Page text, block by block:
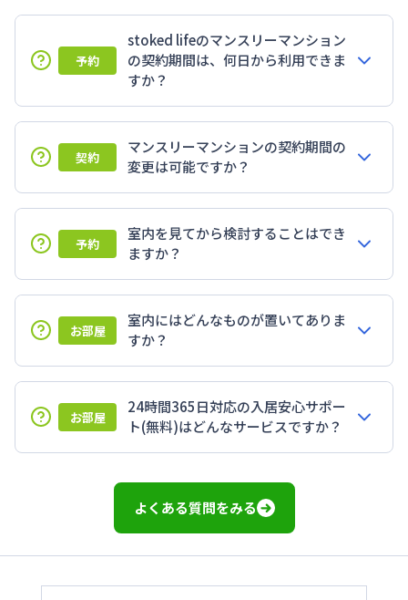
予約
stoked lifeのマンスリーマンション
の契約期間は、何日から利用できま
すか？
契約
マンスリーマンションの契約期間の
変更は可能ですか？
予約
室内を見てから検討することはでき
ますか？
お部屋
室内にはどんなものが置いてありま
すか？
お部屋
24時間365日対応の入居安心サポー
ト(無料)はどんなサービスですか？
よくある質問をみる